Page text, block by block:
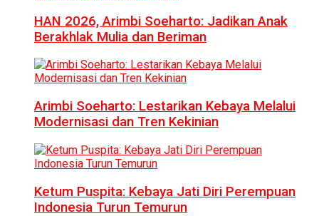
HAN 2026, Arimbi Soeharto: Jadikan Anak
Berakhlak Mulia dan Beriman
Arimbi Soeharto: Lestarikan Kebaya Melalui
Modernisasi dan Tren Kekinian
Ketum Puspita: Kebaya Jati Diri Perempuan
Indonesia Turun Temurun